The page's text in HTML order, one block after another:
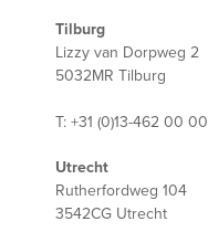
Tilburg
Lizzy van Dorpweg 2
5032MR Tilburg
T: +31 (0)13-462 00 00
Utrecht
Rutherfordweg 104
3542CG Utrecht